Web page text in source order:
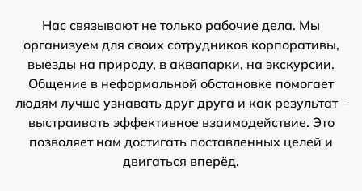
Нас связывают не только рабочие дела. Мы
организуем для своих сотрудников корпоративы,
выезды на природу, в аквапарки, на экскурсии.
Общение в неформальной обстановке помогает
людям лучше узнавать друг друга и как результат –
выстраивать эффективное взаимодействие. Это
позволяет нам достигать поставленных целей и
двигаться вперёд.